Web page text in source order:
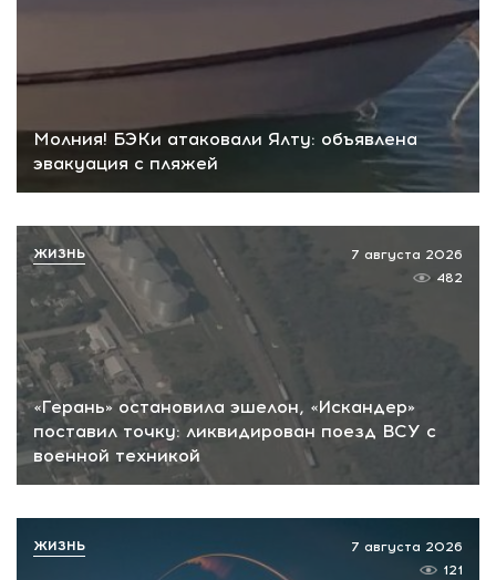
Молния! БЭКи атаковали Ялту: объявлена
эвакуация с пляжей
«Герань» остановила эшелон, «Искандер»
поставил точку: ликвидирован поезд ВСУ с
военной техникой
7 августа 2026
482
ЖИЗНЬ
7 августа 2026
121
ЖИЗНЬ